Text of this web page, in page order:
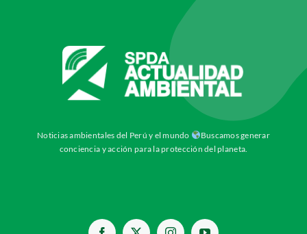
Noticias ambientales del Perú y el mundo
Buscamos generar
conciencia y acción para la protección del planeta.